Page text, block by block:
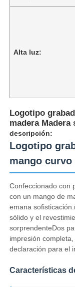
Inicio
Productos
Sobre nosotros
Visita a la
Alta luz:
Logotipo
madera Madera
descripción:
Logotipo
mango curvo
Confeccionado con
con un mango de
emana
sólido y el
sorprendenteDos
impresión
declaración para el
Características